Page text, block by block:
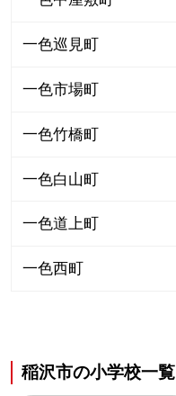
一色巡見町
一色市場町
一色竹橋町
一色白山町
一色道上町
一色西町
稲沢市の小学校一覧